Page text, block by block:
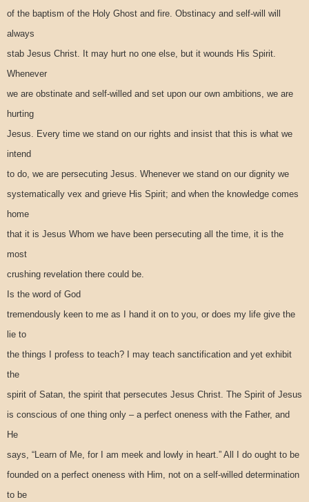
of the baptism of the Holy Ghost and fire. Obstinacy and self-will will
always
stab Jesus Christ. It may hurt no one else, but it wounds His Spirit.
Whenever
we are obstinate and self-willed and set upon our own ambitions, we are
hurting
Jesus. Every time we stand on our rights and insist that this is what we
intend
to do, we are persecuting Jesus. Whenever we stand on our dignity we
systematically vex and grieve His Spirit; and when the knowledge comes
home
that it is Jesus Whom we have been persecuting all the time, it is the
most
crushing revelation there could be.
Is the word of God
tremendously keen to me as I hand it on to you, or does my life give the
lie to
the things I profess to teach? I may teach sanctification and yet exhibit
the
spirit of Satan, the spirit that persecutes Jesus Christ. The Spirit of Jesus
is conscious of one thing only – a perfect oneness with the Father, and
He
says, “Learn of Me, for I am meek and lowly in heart.” All I do ought to be
founded on a perfect oneness with Him, not on a self-willed determination
to be